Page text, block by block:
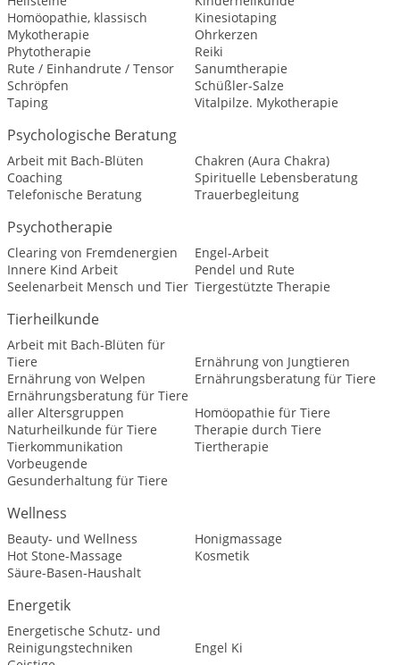
Homöopathie, klassisch
Kinesiotaping
Mykotherapie
Ohrkerzen
Phytotherapie
Reiki
Rute / Einhandrute / Tensor
Sanumtherapie
Schröpfen
Schüßler-Salze
Taping
Vitalpilze. Mykotherapie
Psychologische Beratung
Arbeit mit Bach-Blüten
Chakren (Aura Chakra)
Coaching
Spirituelle Lebensberatung
Telefonische Beratung
Trauerbegleitung
Psychotherapie
Clearing von Fremdenergien
Engel-Arbeit
Innere Kind Arbeit
Pendel und Rute
Seelenarbeit Mensch und Tier Tiergestützte Therapie
Tierheilkunde
Arbeit mit Bach-Blüten für
Tiere
Ernährung von Jungtieren
Ernährung von Welpen
Ernährungsberatung für Tiere
Ernährungsberatung für Tiere
aller Altersgruppen
Homöopathie für Tiere
Naturheilkunde für Tiere
Therapie durch Tiere
Tierkommunikation
Tiertherapie
Vorbeugende
Gesunderhaltung für Tiere
Wellness
Beauty- und Wellness
Honigmassage
Hot Stone-Massage
Kosmetik
Säure-Basen-Haushalt
Energetik
Energetische Schutz- und
Reinigungstechniken
Engel Ki